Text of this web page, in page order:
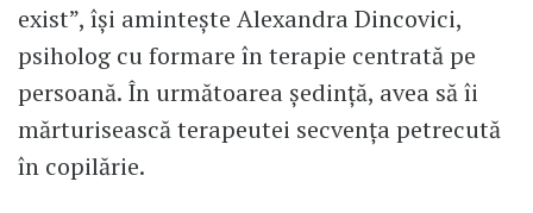
exist”, își amintește Alexandra Dincovici,
psiholog cu formare în terapie centrată pe
persoană. În următoarea ședință, avea să îi
mărturisească terapeutei secvența petrecută
în copilărie.